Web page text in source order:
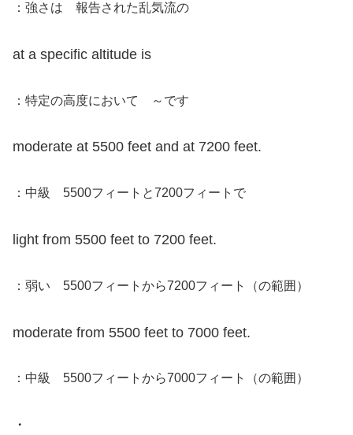
：強さは 報告された乱気流の
at a specific altitude is
：特定の高度において ～です
moderate at 5500 feet and at 7200 feet.
：中級 5500フィートと7200フィートで
light from 5500 feet to 7200 feet.
：弱い 5500フィートから7200フィート（の範囲）
moderate from 5500 feet to 7000 feet.
：中級 5500フィートから7000フィート（の範囲）
・